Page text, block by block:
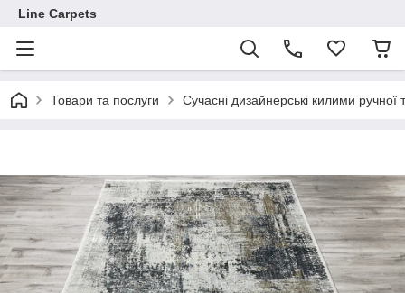
Line Carpets
Товари та послуги Сучасні дизайнерські килими